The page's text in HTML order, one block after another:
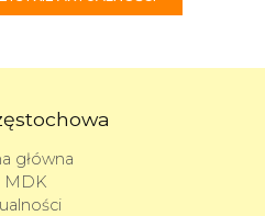
główna
MDK